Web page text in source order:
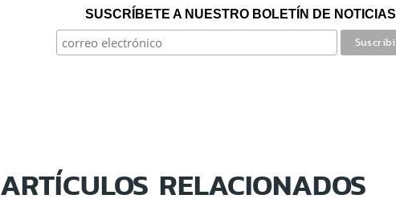
SUSCRÍBETE A NUESTRO BOLETÍN DE NOTICIAS
ARTÍCULOS RELACIONADOS